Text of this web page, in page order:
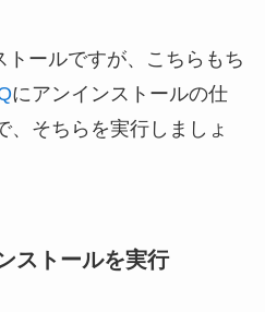
ールですが、こちらもち
にアンインストールの仕
、そちらを実行しましょ
ストールを実行